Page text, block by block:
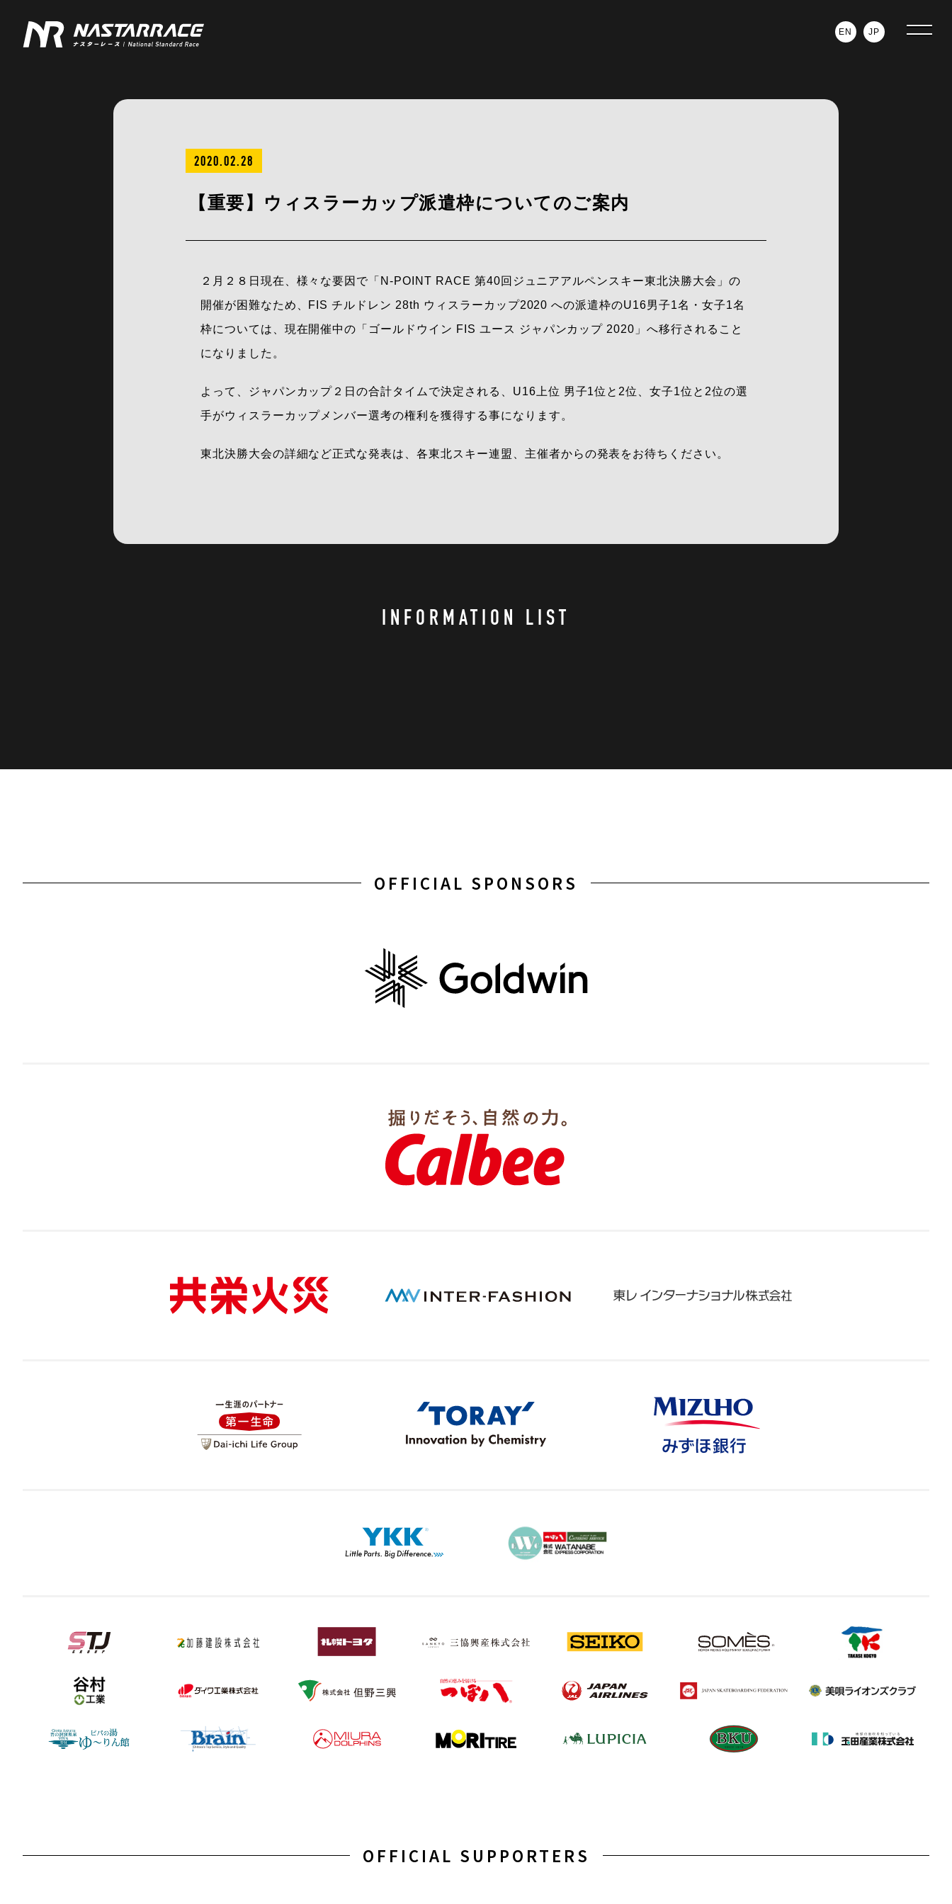
EN JP
2020.02.28
【重要】ウィスラーカップ派遣枠についてのご案内
２月２８日現在、様々な要因で「N-POINT RACE 第40回ジュニアアルペンスキー東北決勝大会」の
開催が困難なため、FIS チルドレン 28th ウィスラーカップ2020 への派遣枠のU16男子1名・女子1名
枠については、現在開催中の「ゴールドウイン FIS ユース ジャパンカップ 2020」へ移行されること
になりました。
よって、ジャパンカップ２日の合計タイムで決定される、U16上位 男子1位と2位、女子1位と2位の選
手がウィスラーカップメンバー選考の権利を獲得する事になります。
東北決勝大会の詳細など正式な発表は、各東北スキー連盟、主催者からの発表をお待ちください。
INFORMATION LIST
OFFICIAL SPONSORS
OFFICIAL SUPPORTERS